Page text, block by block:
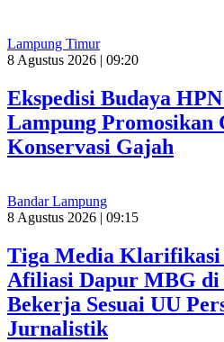
Lampung Timur
8 Agustus 2026 | 09:20
Ekspedisi Budaya
Lampung Promosikan
Konservasi Gajah
Bandar Lampung
8 Agustus 2026 | 09:15
Tiga Media Klarifikasi
Afiliasi Dapur MBG di
Bekerja Sesuai UU
Jurnalistik